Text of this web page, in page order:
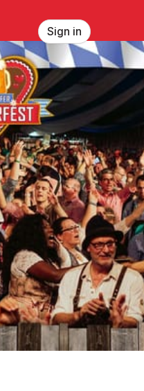
Sign in